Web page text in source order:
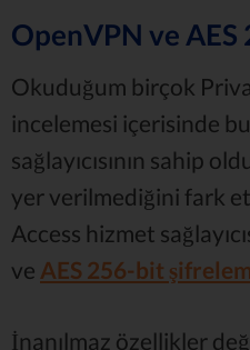
OpenVPN ve AES
Okuduğum birçok
incelemesi içerisinde
sağlayıcısının sahip
yer verilmediğini fark
Access hizmet
ve AES 256-bit
İnanılmaz özellikler